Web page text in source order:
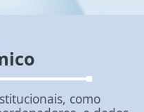
como